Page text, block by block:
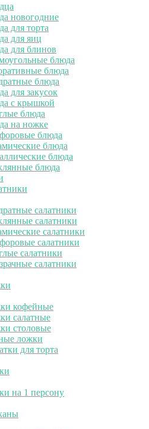
новогодние
для торта
для яиц
для блинов
блюда
блюда
блюда
для закусок
с крышкой
блюда
на ножке
блюда
блюда
блюда
блюда
салатники
салатники
салатники
салатники
салатники
салатники
кофейные
салатные
столовые
ложки
для торта
на 1 персону